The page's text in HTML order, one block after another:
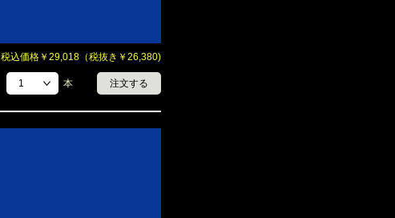
税込価格￥29,018（税抜き￥26,380)
本 注文する